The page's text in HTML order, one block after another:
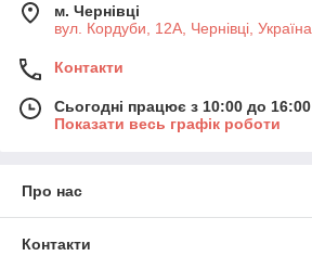
м. Чернівці
вул. Кордуби, 12А, Чернівці, Україна
Контакти
Сьогодні працює з 10:00 до 16:00
Показати весь графік роботи
Про нас
Контакти